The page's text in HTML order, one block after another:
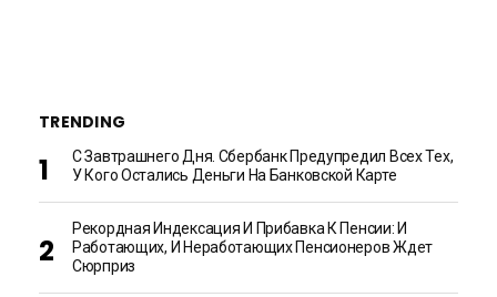
TRENDING
С Завтрашнего Дня. Сбербанк Предупредил Всех Тех,
У Кого Остались Деньги На Банковской Карте
Рекордная Индексация И Прибавка К Пенсии: И
Работающих, И Неработающих Пенсионеров Ждет
Сюрприз